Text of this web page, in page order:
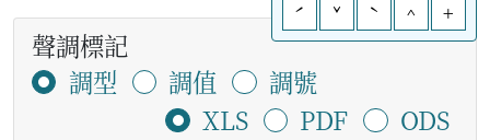
ˊ
ˇ ˋ ^ +
聲調標記
調型
調值
調號
XLS
PDF
ODS